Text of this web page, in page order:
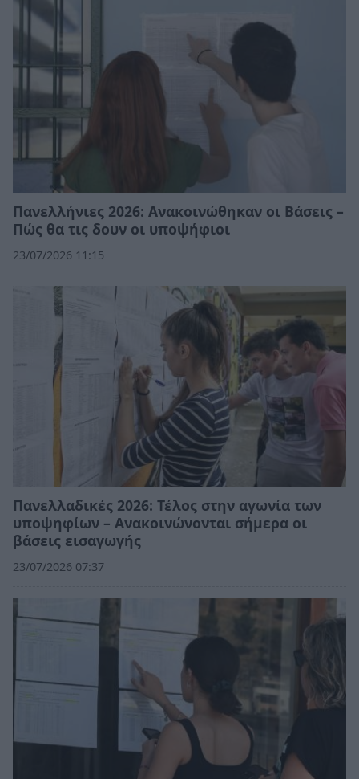
Πανελλήνιες 2026: Ανακοινώθηκαν οι Βάσεις –
Πώς θα τις δουν οι υποψήφιοι
23/07/2026 11:15
Πανελλαδικές 2026: Τέλος στην αγωνία των
υποψηφίων – Ανακοινώνονται σήμερα οι
βάσεις εισαγωγής
23/07/2026 07:37